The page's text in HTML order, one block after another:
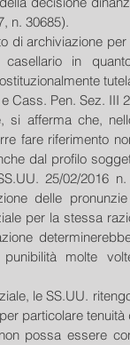
n. 30685).
di archiviazione
in
Cass. Pen. Sez. III
si afferma che,
fare riferimento
dal profilo
25/02/2016
delle
per la stessa
molte
le SS.UU.
particolare
possa essere